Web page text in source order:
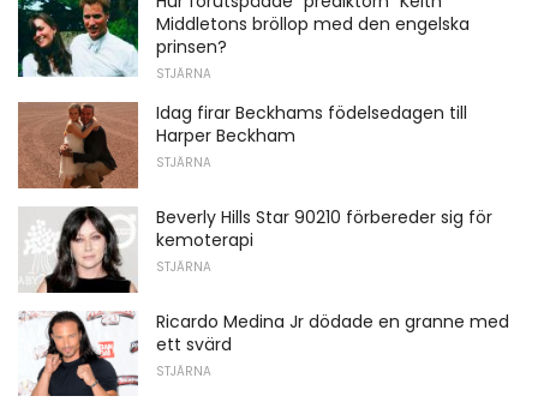
Middletons bröllop med den engelska
prinsen?
STJÄRNA
Idag firar Beckhams födelsedagen till
Harper Beckham
STJÄRNA
Beverly Hills Star 90210 förbereder sig för
kemoterapi
STJÄRNA
Ricardo Medina Jr dödade en granne med
ett svärd
STJÄRNA